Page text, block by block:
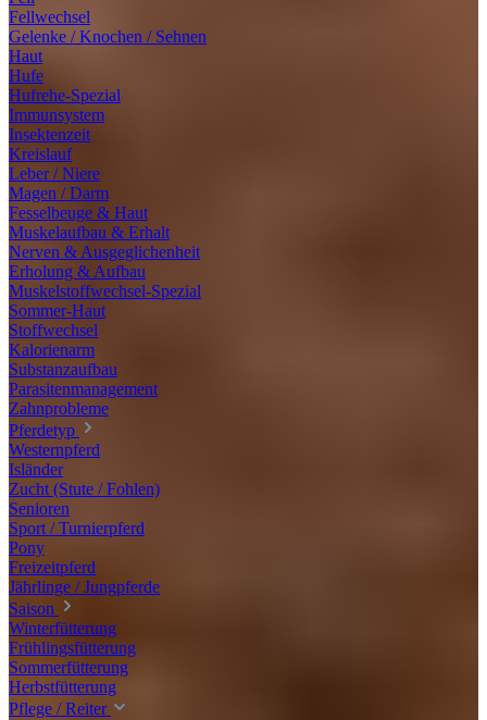
Fellwechsel
Gelenke / Knochen / Sehnen
Haut
Hufe
Hufrehe-Spezial
Immunsystem
Insektenzeit
Kreislauf
Leber / Niere
Magen / Darm
Fesselbeuge & Haut
Muskelaufbau & Erhalt
Nerven & Ausgeglichenheit
Erholung & Aufbau
Muskelstoffwechsel-Spezial
Sommer-Haut
Stoffwechsel
Kalorienarm
Substanzaufbau
Parasitenmanagement
Zahnprobleme
Pferdetyp
Westernpferd
Isländer
Zucht (Stute / Fohlen)
Senioren
Sport / Turnierpferd
Pony
Freizeitpferd
Jährlinge / Jungpferde
Saison
Winterfütterung
Frühlingsfütterung
Sommerfütterung
Herbstfütterung
Pflege / Reiter